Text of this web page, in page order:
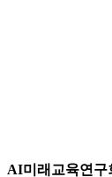
AI미래교육연구